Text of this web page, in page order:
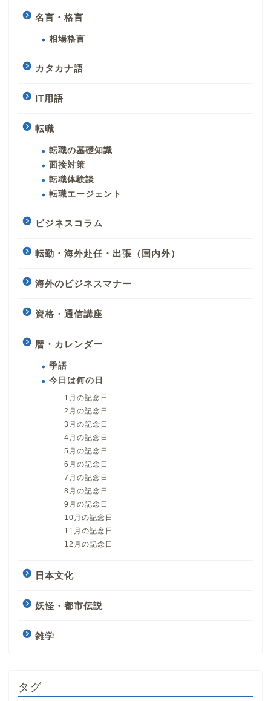
名言・格言
相場格言
カタカナ語
IT用語
転職
転職の基礎知識
面接対策
転職体験談
転職エージェント
ビジネスコラム
転勤・海外赴任・出張（国内外）
海外のビジネスマナー
資格・通信講座
暦・カレンダー
季語
今日は何の日
1月の記念日
2月の記念日
3月の記念日
4月の記念日
5月の記念日
6月の記念日
7月の記念日
8月の記念日
9月の記念日
10月の記念日
11月の記念日
12月の記念日
日本文化
妖怪・都市伝説
雑学
タグ